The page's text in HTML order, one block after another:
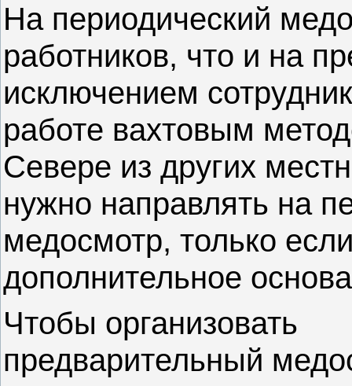
На периодический
работников, что и на
исключением
работе вахтовым
Севере из других
нужно направлять на
медосмотр, только
дополнительное
Чтобы организовать
предварительный